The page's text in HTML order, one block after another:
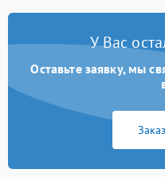
Программные сбои
У Вас
Оставьте заявку, мы